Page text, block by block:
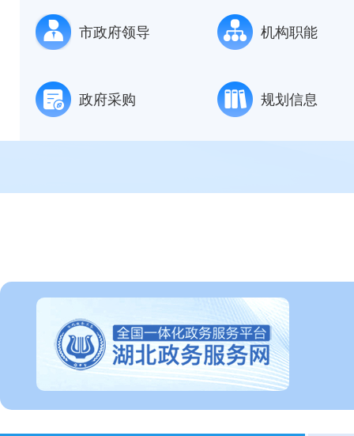
市政府领导 机构职能
政府采购 规划信息